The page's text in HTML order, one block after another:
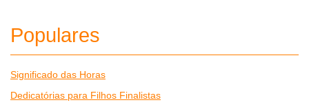
Populares
Significado das Horas
Dedicatórias para Filhos Finalistas